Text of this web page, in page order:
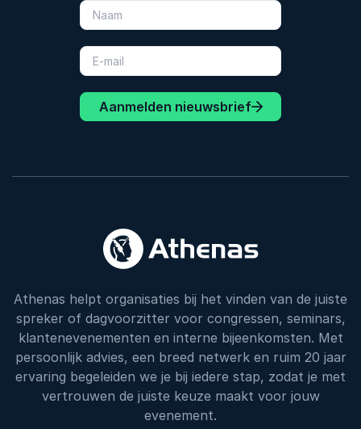
Aanmelden nieuwsbrief
Athenas helpt organisaties bij het vinden van de juiste
spreker of dagvoorzitter voor congressen, seminars,
klantenevenementen en interne bijeenkomsten. Met
persoonlijk advies, een breed netwerk en ruim 20 jaar
ervaring begeleiden we je bij iedere stap, zodat je met
vertrouwen de juiste keuze maakt voor jouw
evenement.